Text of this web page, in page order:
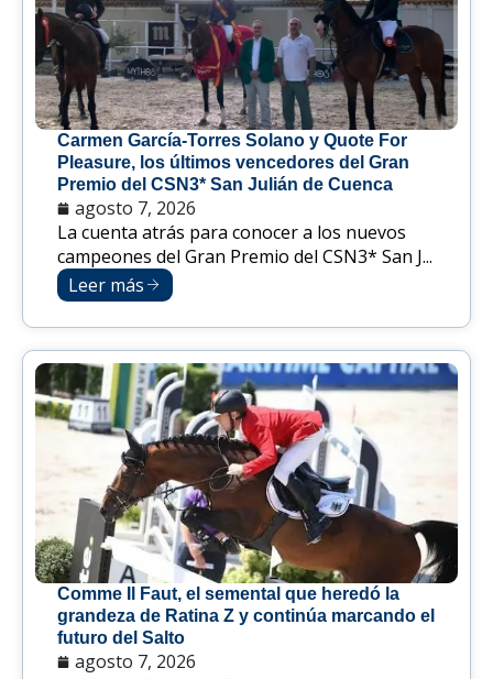
Carmen García-Torres Solano y Quote For
Pleasure, los últimos vencedores del Gran
Premio del CSN3* San Julián de Cuenca
agosto 7, 2026
La cuenta atrás para conocer a los nuevos
campeones del Gran Premio del CSN3* San J...
Leer más
Comme Il Faut, el semental que heredó la
grandeza de Ratina Z y continúa marcando el
futuro del Salto
agosto 7, 2026